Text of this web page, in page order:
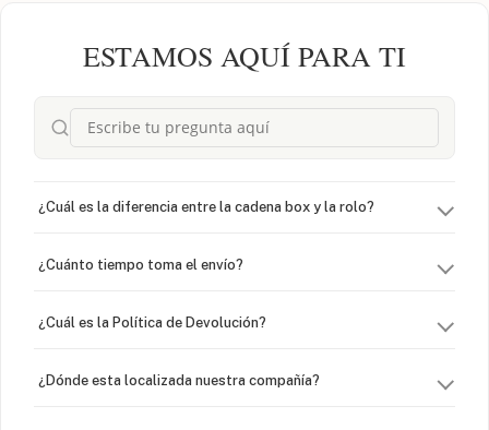
ESTAMOS AQUÍ PARA TI
¿Cuál es la diferencia entre la cadena box y la rolo?
¿Cuánto tiempo toma el envío?
¿Cuál es la Política de Devolución?
¿Dónde esta localizada nuestra compañía?